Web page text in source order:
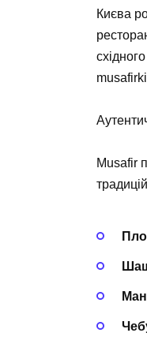
Києва
Musafir